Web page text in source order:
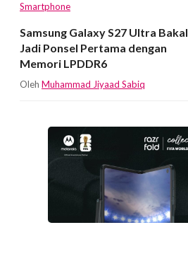
Smartphone
Samsung Galaxy S27 Ultra Bakal
Jadi Ponsel Pertama dengan
Memori LPDDR6
Oleh Muhammad Jiyaad Sabiq